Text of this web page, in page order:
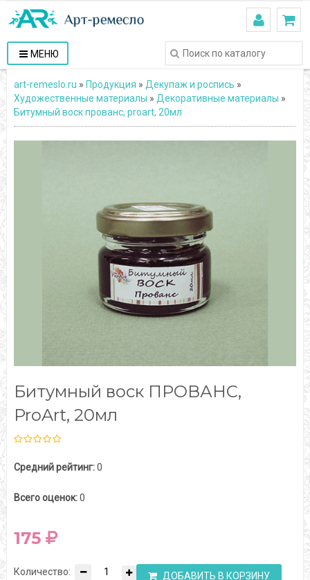
МЕНЮ
art-remeslo.ru » Продукция » Декупаж и роспись »
Художественные материалы » Декоративные материалы »
Битумный воск прованс, proart, 20мл
Битумный воск ПРОВАНС,
ProArt, 20мл
Средний рейтинг:0
Всего оценок:0
175
Количество: ДОБАВИТЬ В КОРЗИНУ